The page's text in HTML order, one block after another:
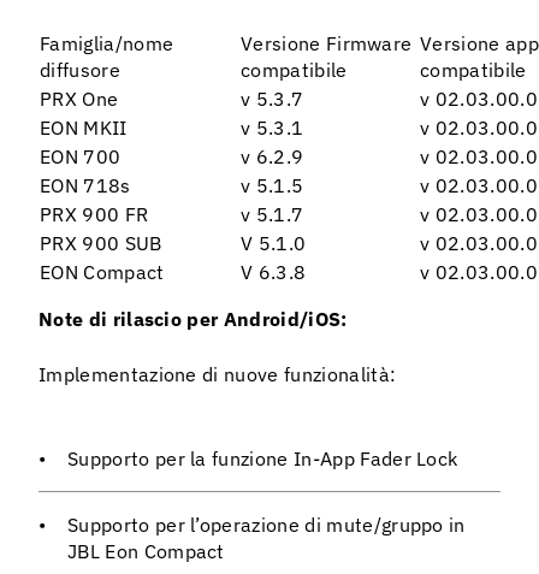
Famiglia/nome
diffusore
Versione Firmware
compatibile
Versione app
compatibile
PRX One
v 5.3.7
v
EON MKII
v 5.3.1
v
EON 700
v 6.2.9
v
EON 718s
v 5.1.5
v
PRX 900 FR
v 5.1.7
v
PRX 900 SUB
V 5.1.0
v
EON Compact
V 6.3.8
v
Note di rilascio per Android/iOS:
Implementazione di nuove funzionalità:
Supporto per la funzione In-App Fader Lock
Supporto per l’operazione di mute/gruppo in
JBL Eon Compact